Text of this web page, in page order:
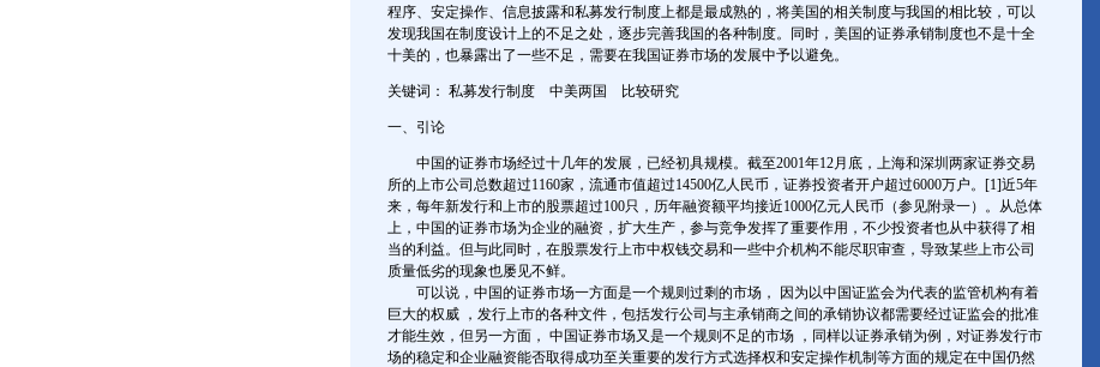
程序、安定操作、信息披露和私募发行制度上都是最成熟的，将美国的相关制度与我国的相比较，可以
发现我国在制度设计上的不足之处，逐步完善我国的各种制度。同时，美国的证券承销制度也不是十全
十美的，也暴露出了一些不足，需要在我国证券市场的发展中予以避免。
关键词： 私募发行制度 中美两国 比较研究
一、引论
中国的证券市场经过十几年的发展，已经初具规模。截至2001年12月底，上海和深圳两家证券交易
所的上市公司总数超过1160家，流通市值超过14500亿人民币，证券投资者开户超过6000万户。[1]近5年
来，每年新发行和上市的股票超过100只，历年融资额平均接近1000亿元人民币（参见附录一）。从总体
上，中国的证券市场为企业的融资，扩大生产，参与竞争发挥了重要作用，不少投资者也从中获得了相
当的利益。但与此同时，在股票发行上市中权钱交易和一些中介机构不能尽职审查，导致某些上市公司
质量低劣的现象也屡见不鲜。
可以说，中国的证券市场一方面是一个规则过剩的市场， 因为以中国证监会为代表的监管机构有着
巨大的权威 ，发行上市的各种文件，包括发行公司与主承销商之间的承销协议都需要经过证监会的批准
才能生效，但另一方面， 中国证券市场又是一个规则不足的市场 ，同样以证券承销为例，对证券发行市
场的稳定和企业融资能否取得成功至关重要的发行方式选择权和安定操作机制等方面的规定在中国仍然